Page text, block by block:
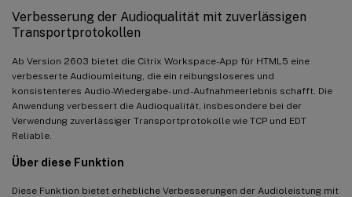
Verbesserung der Audioqualität mit zuverlässigen
Transportprotokollen
Ab Version 2603 bietet die Citrix Workspace-App für HTML5 eine
verbesserte Audioumleitung, die ein reibungsloseres und
konsistenteres Audio-Wiedergabe- und -Aufnahmeerlebnis schafft. Die
Anwendung verbessert die Audioqualität, insbesondere bei der
Verwendung zuverlässiger Transportprotokolle wie TCP und EDT
Reliable.
Über diese Funktion
Diese Funktion bietet erhebliche Verbesserungen der Audioleistung mit